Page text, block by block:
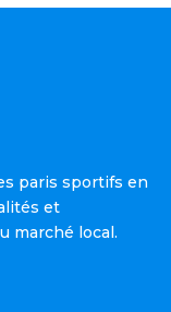
paris sportifs en
et
marché local.